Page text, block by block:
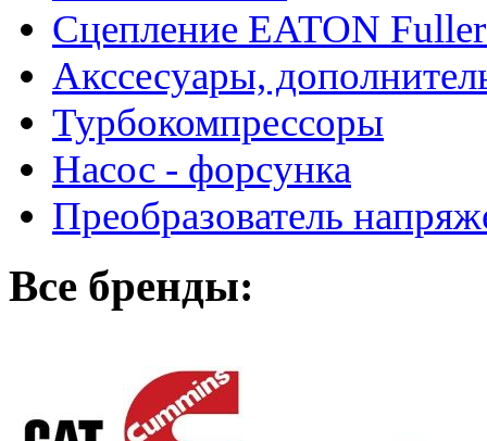
Сцепление EATON
Акссесуары,
Турбокомпрессоры
Насос - форсунка
Преобразователь
Все бренды: